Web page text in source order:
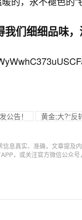
我们细细品味
公告！ 黄金;大?“反
信息真实、准确，文章提及
APP，或关注官方微信公众